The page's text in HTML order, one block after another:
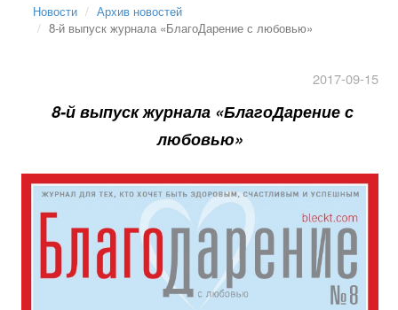
Новости
Архив новостей
8-й выпуск журнала «БлагоДарение с любовью»
2017-09-15
8-й выпуск журнала «БлагоДарение с
любовью»